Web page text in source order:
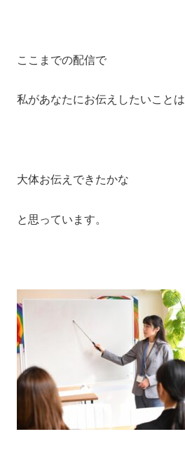
ここまでの配信で
私があなたにお伝えしたいことは
大体お伝えできたかな
と思っています。